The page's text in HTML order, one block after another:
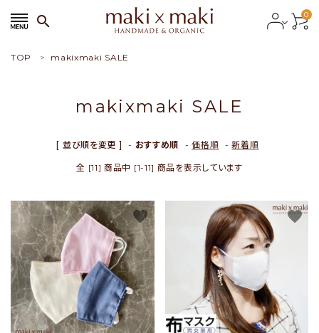
search 0
会員ログイン person 新規会員登録
おすすめ商品
新商品
特集
TOP makixmaki SALE
makixmaki SALE
[ 並び順を変更 ] - おすすめ順 -価格順 -新着順
全 [11] 商品中 [1-11] 商品を表示しています
favorite favorite